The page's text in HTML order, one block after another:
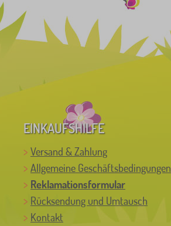
EINKAUFSHILFE
Versand & Zahlung
Allgemeine Geschäftsbedingungen
Reklamationsformular
Rücksendung und Umtausch
Kontakt